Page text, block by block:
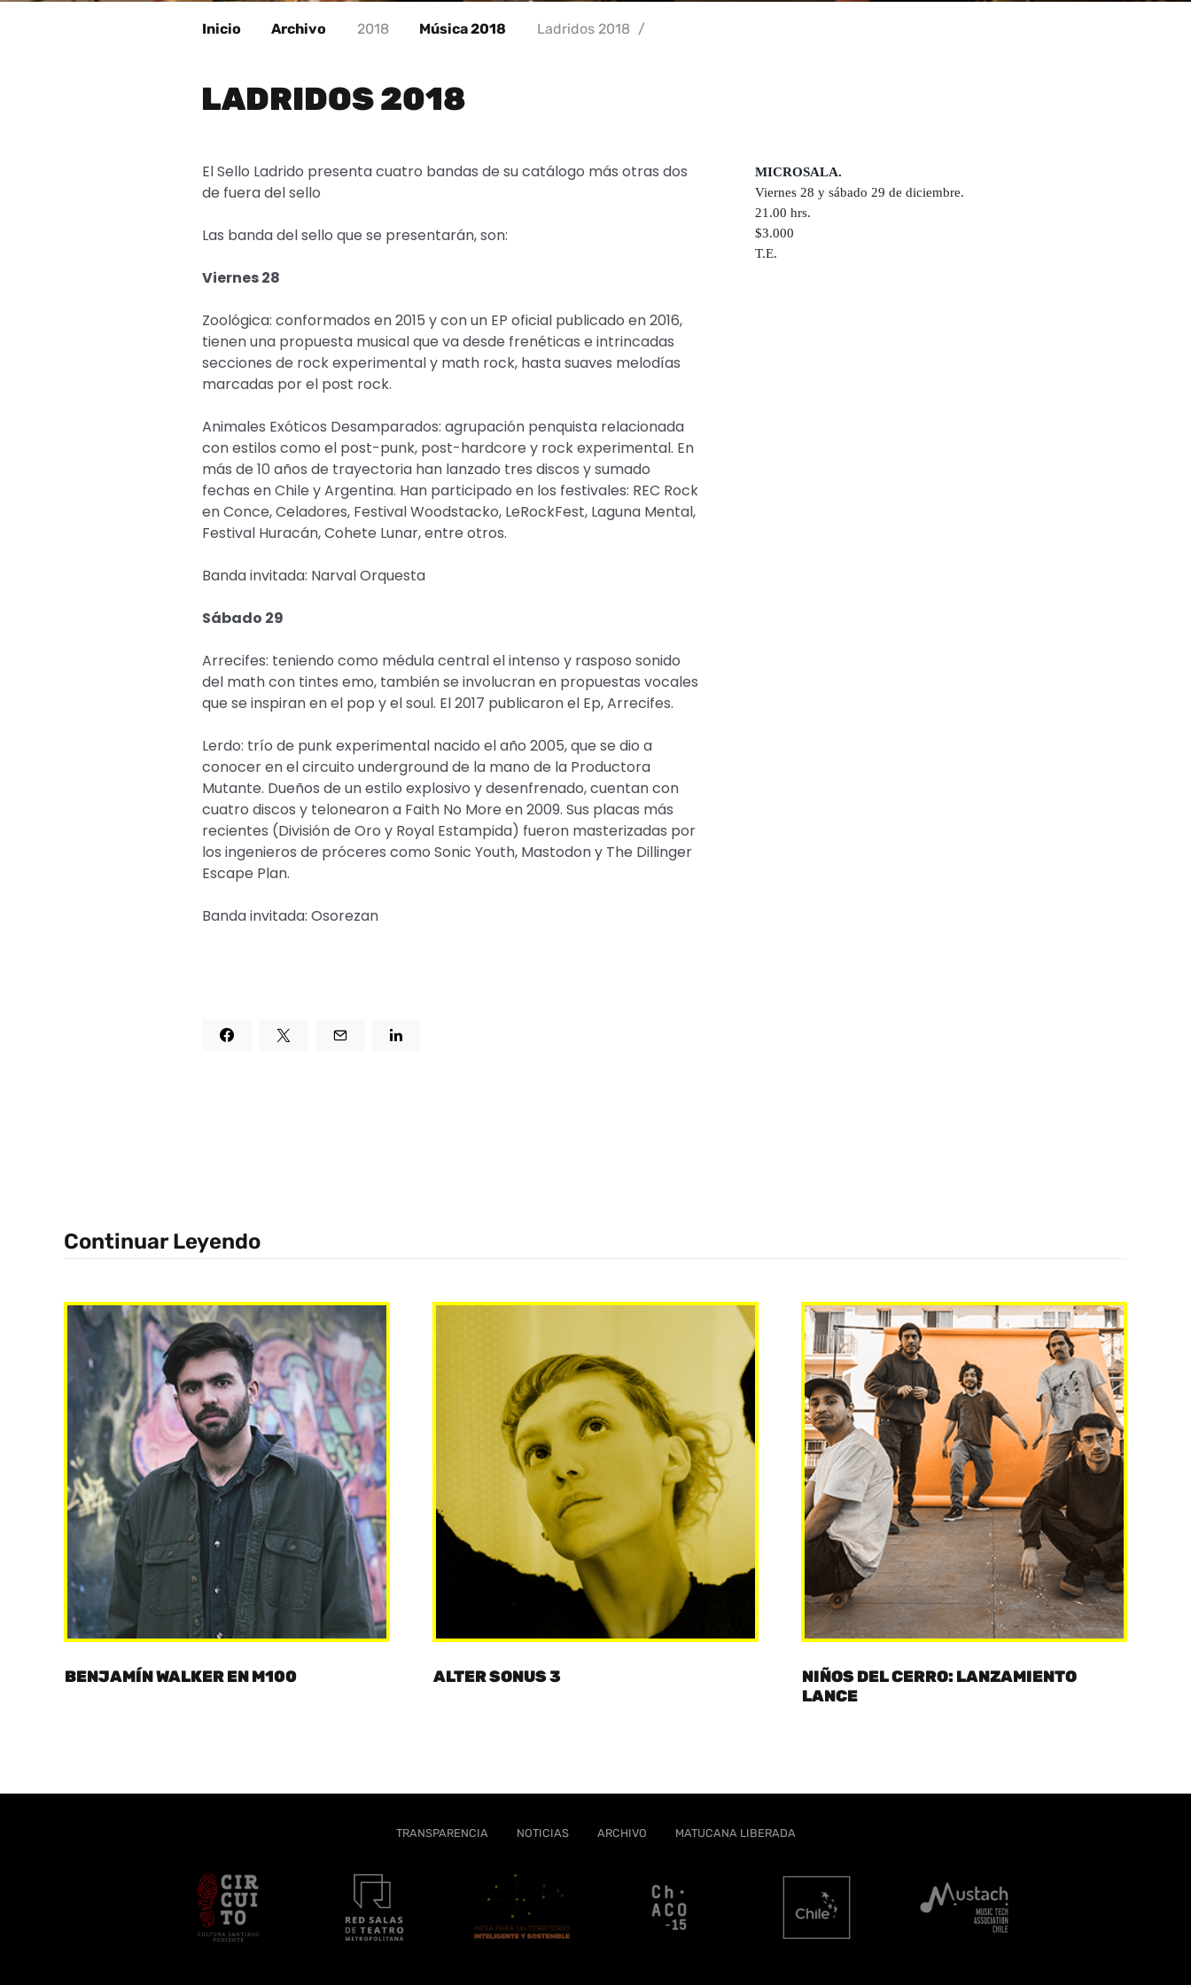
Inicio Archivo 2018 Música 2018 Ladridos 2018 /
LADRIDOS 2018
El Sello Ladrido presenta cuatro bandas de su catálogo más otras dos
de fuera del sello
Las banda del sello que se presentarán, son:
Viernes 28
Zoológica: conformados en 2015 y con un EP oficial publicado en 2016,
tienen una propuesta musical que va desde frenéticas e intrincadas
secciones de rock experimental y math rock, hasta suaves melodías
marcadas por el post rock.
Animales Exóticos Desamparados: agrupación penquista relacionada
con estilos como el post-punk, post-hardcore y rock experimental. En
más de 10 años de trayectoria han lanzado tres discos y sumado
fechas en Chile y Argentina. Han participado en los festivales: REC Rock
en Conce, Celadores, Festival Woodstacko, LeRockFest, Laguna Mental,
Festival Huracán, Cohete Lunar, entre otros.
Banda invitada: Narval Orquesta
Sábado 29
Arrecifes: teniendo como médula central el intenso y rasposo sonido
del math con tintes emo, también se involucran en propuestas vocales
que se inspiran en el pop y el soul. El 2017 publicaron el Ep, Arrecifes.
Lerdo: trío de punk experimental nacido el año 2005, que se dio a
conocer en el circuito underground de la mano de la Productora
Mutante. Dueños de un estilo explosivo y desenfrenado, cuentan con
cuatro discos y telonearon a Faith No More en 2009. Sus placas más
recientes (División de Oro y Royal Estampida) fueron masterizadas por
los ingenieros de próceres como Sonic Youth, Mastodon y The Dillinger
Escape Plan.
Banda invitada: Osorezan
MICROSALA.
Viernes 28 y sábado 29 de diciembre.
21.00 hrs.
$3.000
T.E.
Continuar Leyendo
BENJAMÍN WALKER EN M100 ALTER SONUS 3
NIÑOS DEL CERRO: LANZAMIENTO
LANCE
TRANSPARENCIA NOTICIAS ARCHIVO MATUCANA LIBERADA